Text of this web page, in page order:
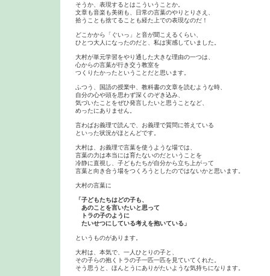
そうか、表現するとはこういうことか。
文章も音楽も美術も、日常の言葉のやりとりさえ、
拾うことも捨てることも経た上での表現なのだ！
どこかから「ぐいっ」と音が聞こえるくらい、
ひとつ大人になったのだと、私は実感していました。
大村が単元学習をやり通した大きな理由の一つは、
心からの言葉が行き交う教室を
つくりたかったということだと思います。
ふつう、国語の授業中、教科書の文章を読むような時、
自分の心や頭を思わず深くのぞき込み、
気づいたことをぜひ発言したいと思うことなど、
めったにありません。
言わばお義理で読んで、お義理で質問に答えている
といった状況がほとんどです。
大村は、お義理で言葉を使うような場では、
言葉の力は本当には育たないのだということを
冷静に直視し、子どもたちが自分から立ち上がって
言葉と向き合う場をつくろうとしたのではないかと思います。
大村の言葉に
「子どもたちはどの子も、
あのことを言いたいと思って
トラの子のように
たいせつにしている考えを抱いている」
というものがあります。
大村は、本気で、一人ひとりの子と、
その子らの抱くトラの子一匹一匹を見ていてくれた。
そう思うと、ほんとうにありがたいような気持ちになります。